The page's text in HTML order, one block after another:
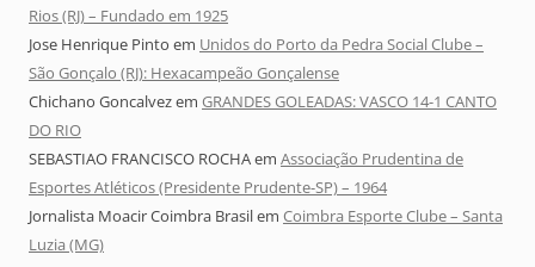
Rios (RJ) – Fundado em 1925
Jose Henrique Pinto em Unidos do Porto da Pedra Social Clube –
São Gonçalo (RJ): Hexacampeão Gonçalense
Chichano Goncalvezem GRANDES GOLEADAS: VASCO 14-1 CANTO
DO RIO
SEBASTIAO FRANCISCO ROCHAem Associação Prudentina de
Esportes Atléticos (Presidente Prudente-SP) – 1964
Jornalista Moacir Coimbra Brasilem Coimbra Esporte Clube – Santa
Luzia (MG)